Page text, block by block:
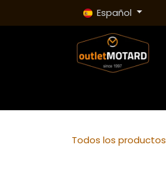
Español
Todos los productos